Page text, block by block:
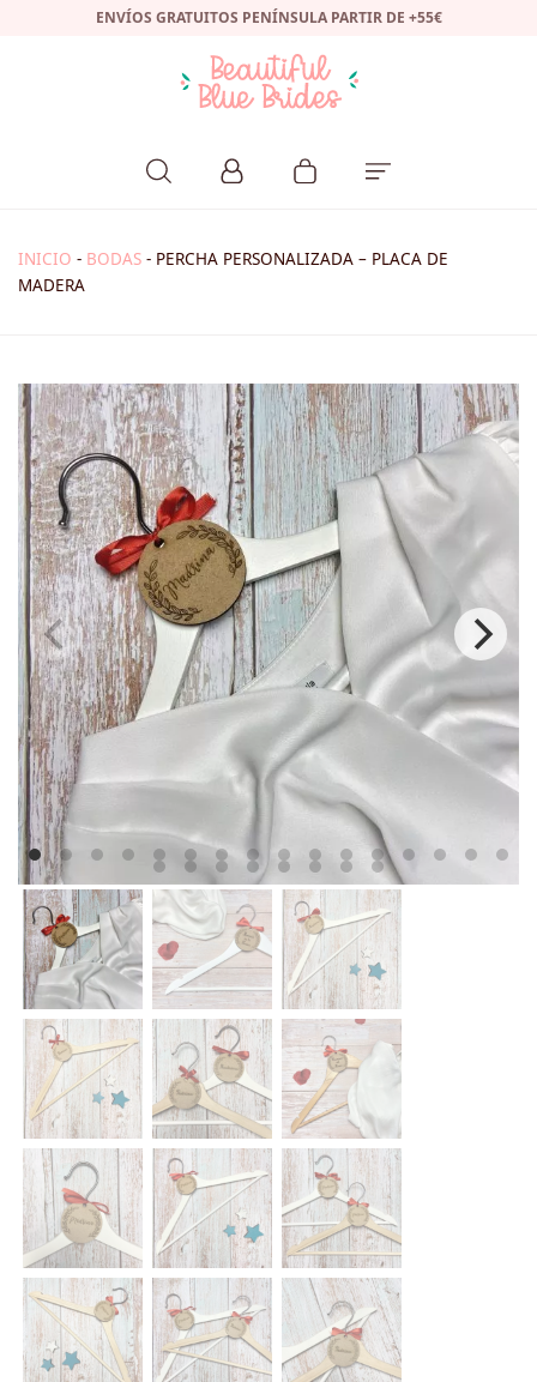
ENVÍOS GRATUITOS PENÍNSULA PARTIR DE +55€
INICIO - BODAS - PERCHA PERSONALIZADA – PLACA DE
MADERA